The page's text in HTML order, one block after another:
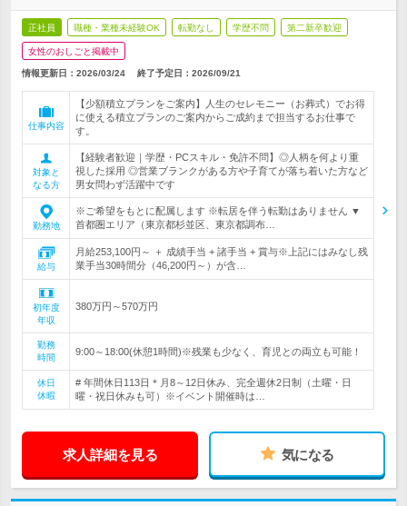
正社員 職種・業種未経験OK 転勤なし 学歴不問 第二新卒歓迎
女性のおしごと掲載中
情報更新日：2026/03/24 終了予定日： 2026/09/21
仕事内容
【少額積立プランをご案内】人生のセレモニー（お葬式）でお得
に使える積立プランのご案内からご成約まで担当するお仕事で
す。
対象と
なる方
【経験者歓迎｜学歴・PCスキル・免許不問】◎人柄を何より重
視した採用 ◎営業ブランクがある方や子育てが落ち着いた方など
男女問わず活躍中です
勤務地
※ご希望をもとに配属します ※転居を伴う転勤はありません ▼
首都圏エリア（東京都杉並区、東京都調布…
給与
月給253,100円～ ＋ 成績手当 + 諸手当 + 賞与※上記にはみなし残
業手当30時間分（46,200円～）が含…
初年度
年収
380万円～570万円
勤務
時間
9:00～18:00(休憩1時間)※残業も少なく、育児との両立も可能！
休日
休暇
# 年間休日113日＊月8～12日休み、完全週休2日制（土曜・日
曜・祝日休みも可）※イベント開催時は…
求人詳細を見る 気になる